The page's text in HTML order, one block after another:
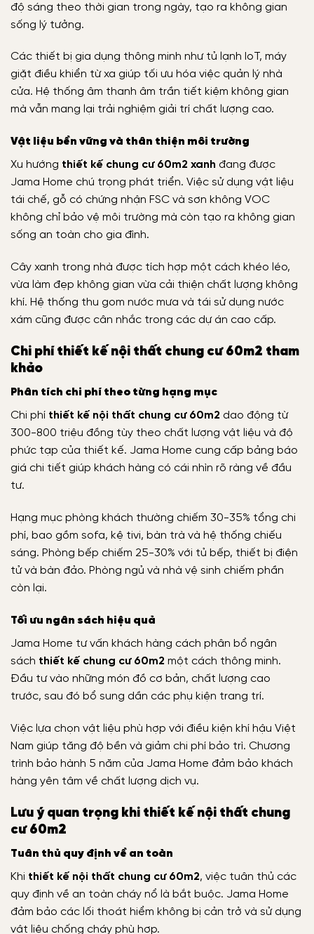
độ sáng theo thời gian trong ngày, tạo ra không gian
sống lý tưởng.
Các thiết bị gia dụng thông minh như tủ lạnh IoT, máy
giặt điều khiển từ xa giúp tối ưu hóa việc quản lý nhà
cửa. Hệ thống âm thanh âm trần tiết kiệm không gian
mà vẫn mang lại trải nghiệm giải trí chất lượng cao.
Vật liệu bền vững và thân thiện môi trường
Xu hướng thiết kế chung cư 60m2 xanh đang được
Jama Home chú trọng phát triển. Việc sử dụng vật liệu
tái chế, gỗ có chứng nhận FSC và sơn không VOC
không chỉ bảo vệ môi trường mà còn tạo ra không gian
sống an toàn cho gia đình.
Cây xanh trong nhà được tích hợp một cách khéo léo,
vừa làm đẹp không gian vừa cải thiện chất lượng không
khí. Hệ thống thu gom nước mưa và tái sử dụng nước
xám cũng được cân nhắc trong các dự án cao cấp.
Chi phí thiết kế nội thất chung cư 60m2 tham
khảo
Phân tích chi phí theo từng hạng mục
Chi phí thiết kế nội thất chung cư 60m2 dao động từ
300-800 triệu đồng tùy theo chất lượng vật liệu và độ
phức tạp của thiết kế. Jama Home cung cấp bảng báo
giá chi tiết giúp khách hàng có cái nhìn rõ ràng về đầu
tư.
Hạng mục phòng khách thường chiếm 30-35% tổng chi
phí, bao gồm sofa, kệ tivi, bàn trà và hệ thống chiếu
sáng. Phòng bếp chiếm 25-30% với tủ bếp, thiết bị điện
tử và bàn đảo. Phòng ngủ và nhà vệ sinh chiếm phần
còn lại.
Tối ưu ngân sách hiệu quả
Jama Home tư vấn khách hàng cách phân bổ ngân
sách thiết kế chung cư 60m2 một cách thông minh.
Đầu tư vào những món đồ cơ bản, chất lượng cao
trước, sau đó bổ sung dần các phụ kiện trang trí.
Việc lựa chọn vật liệu phù hợp với điều kiện khí hậu Việt
Nam giúp tăng độ bền và giảm chi phí bảo trì. Chương
trình bảo hành 5 năm của Jama Home đảm bảo khách
hàng yên tâm về chất lượng dịch vụ.
Lưu ý quan trọng khi thiết kế nội thất chung
cư 60m2
Tuân thủ quy định về an toàn
Khi thiết kế nội thất chung cư 60m2, việc tuân thủ các
quy định về an toàn cháy nổ là bắt buộc. Jama Home
đảm bảo các lối thoát hiểm không bị cản trở và sử dụng
vật liệu chống cháy phù hợp.